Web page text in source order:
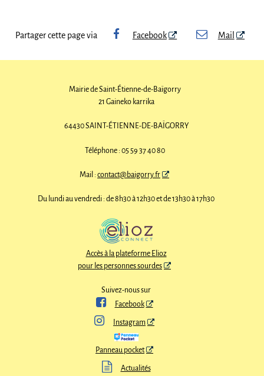
Partager cette page via Facebook Mail
Mairie de Saint-Étienne-de-Baïgorry
21 Gaineko karrika
64430 SAINT-ÉTIENNE-DE-BAÏGORRY
Téléphone : 05 59 37 40 80
Mail :contact@baigorry.fr
Du lundi au vendredi : de 8h30 à 12h30 et de 13h30 à 17h30
Accès à la plateforme Elioz
pour les personnes sourdes
Suivez-nous sur
 Facebook
 Instagram
Panneau pocket
 Actualités